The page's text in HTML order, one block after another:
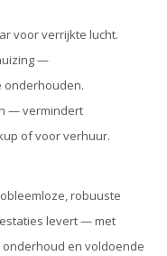
voor verrijkte lucht.
—
onderhouden.
— vermindert
of voor verhuur.
robuuste
levert — met
en voldoende